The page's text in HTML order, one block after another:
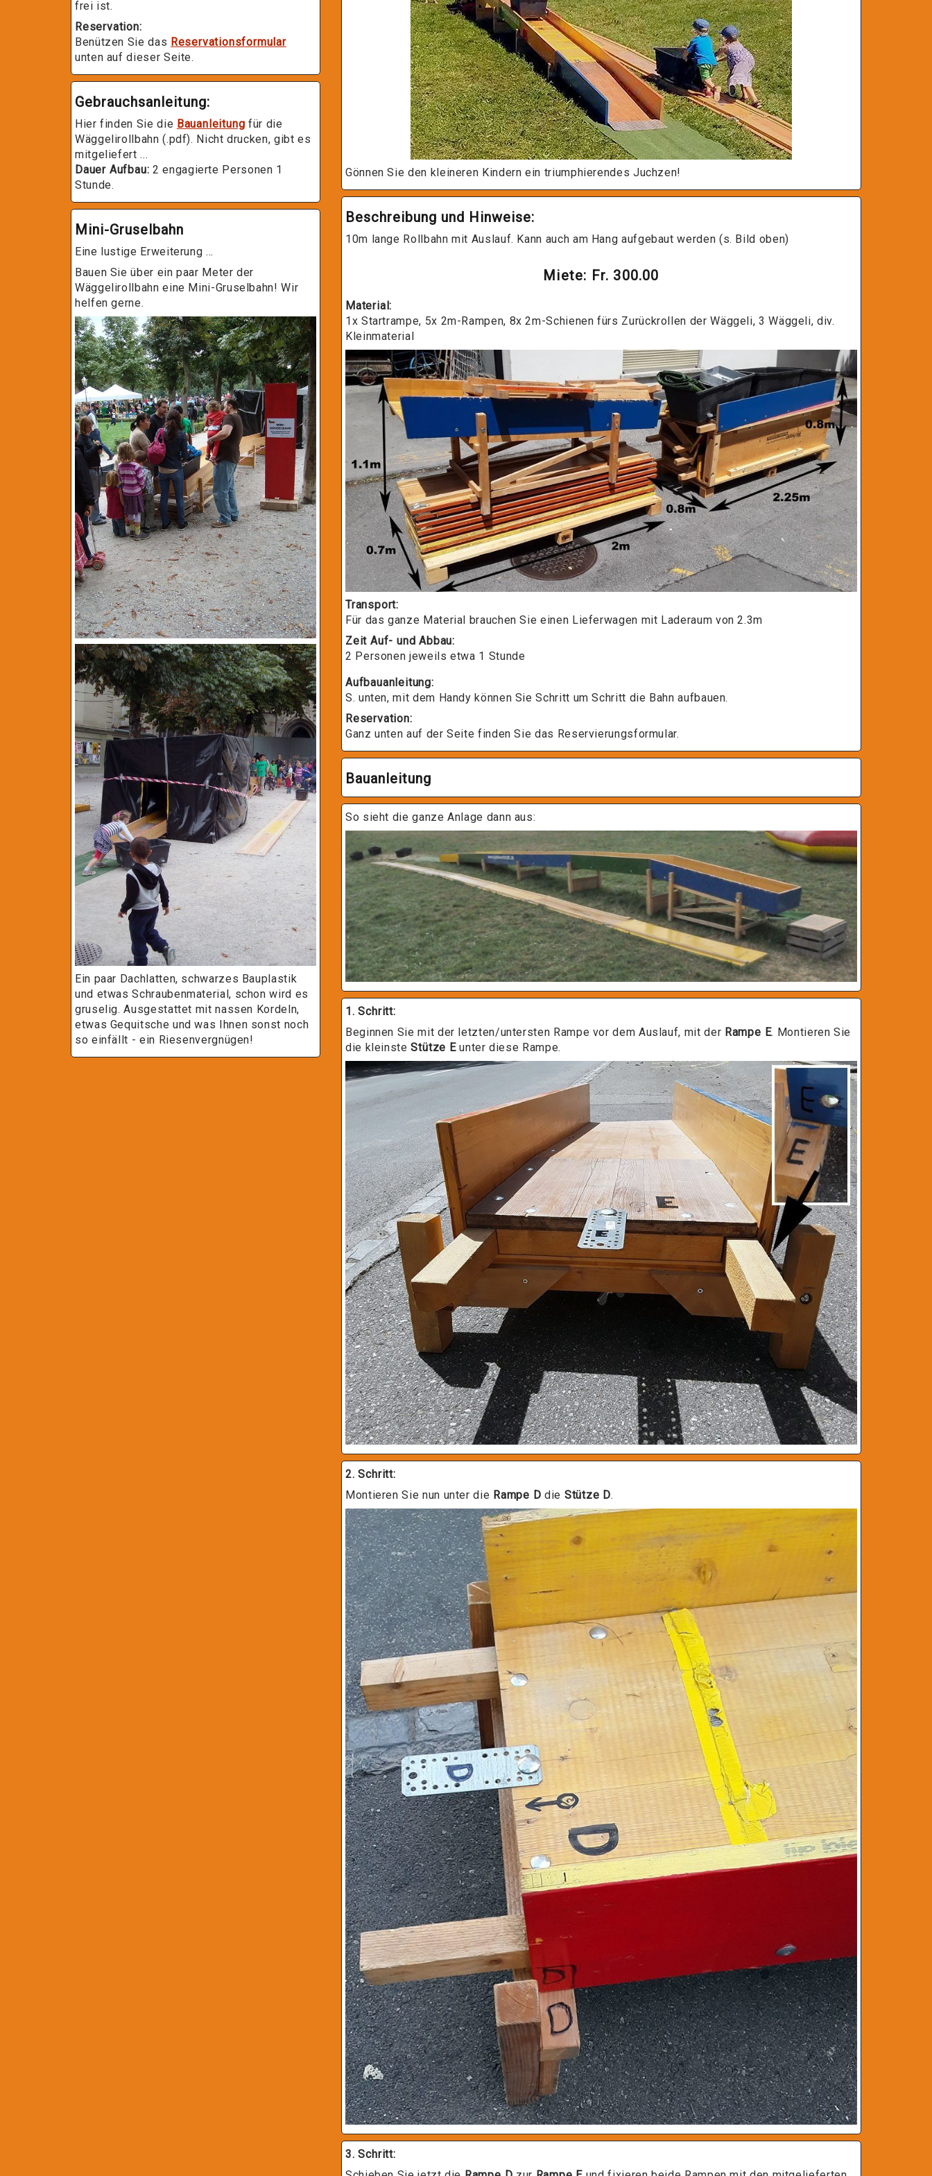
frei ist.
Reservation:
Benützen Sie das Reservationsformular
unten auf dieser Seite.
Gebrauchsanleitung:
Hier finden Sie die Bauanleitung für die
Wäggelirollbahn (.pdf). Nicht drucken, gibt es
mitgeliefert ...
Dauer Aufbau: 2 engagierte Personen 1
Stunde.
Mini-Gruselbahn
Eine lustige Erweiterung ...
Bauen Sie über ein paar Meter der
Wäggelirollbahn eine Mini-Gruselbahn! Wir
helfen gerne.
Ein paar Dachlatten, schwarzes Bauplastik
und etwas Schraubenmaterial, schon wird es
gruselig. Ausgestattet mit nassen Kordeln,
etwas Gequitsche und was Ihnen sonst noch
so einfällt - ein Riesenvergnügen!
Gönnen Sie den kleineren Kindern ein triumphierendes Juchzen!
Beschreibung und Hinweise:
10m lange Rollbahn mit Auslauf. Kann auch am Hang aufgebaut werden (s. Bild oben)
Miete: Fr. 300.00
Material:
1x Startrampe, 5x 2m-Rampen, 8x 2m-Schienen fürs Zurückrollen der Wäggeli, 3 Wäggeli, div.
Kleinmaterial
Transport:
Für das ganze Material brauchen Sie einen Lieferwagen mit Laderaum von 2.3m
Zeit Auf- und Abbau:
2 Personen jeweils etwa 1 Stunde
Aufbauanleitung:
S. unten, mit dem Handy können Sie Schritt um Schritt die Bahn aufbauen.
Reservation:
Ganz unten auf der Seite finden Sie das Reservierungsformular.
Bauanleitung
So sieht die ganze Anlage dann aus:
1. Schritt:
Beginnen Sie mit der letzten/untersten Rampe vor dem Auslauf, mit der Rampe E. Montieren Sie
die kleinsteStütze Eunter diese Rampe.
2. Schritt:
Montieren Sie nun unter die Rampe D die Stütze D.
3. Schritt: